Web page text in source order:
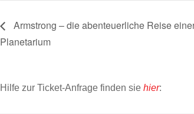
Armstrong – die abenteuerliche Reise
Planetarium
Hilfe zur Ticket-Anfrage finden sie hier: